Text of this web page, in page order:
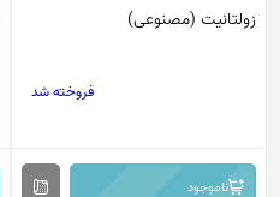
زولتانیت (مصنوعی)
فروخته شد
ناموجود